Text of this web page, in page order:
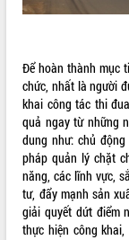
VIDEO
Loading the player...
Khám bệnh, cấp phát
Để hoàn thành mục
chức, nhất là người
khai công tác thi
quả ngay từ những
dung như: chủ
pháp quản lý chặt
năng, các lĩnh vực,
tư, đẩy mạnh sản
giải quyết dứt điểm
thực hiện công